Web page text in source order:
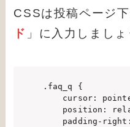
CSSは投稿ページ下
ド 」に入力しましょ
.faq_q {
cursor:
position:
padding-right: